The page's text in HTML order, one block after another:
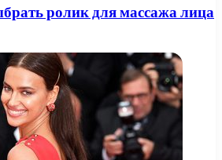
ролик для массажа лица